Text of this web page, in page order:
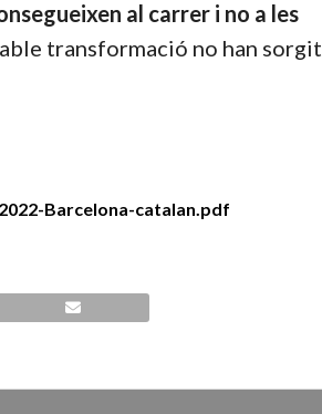
al carrer i no a les
transformació no han sorgit
Barcelona-catalan.pdf